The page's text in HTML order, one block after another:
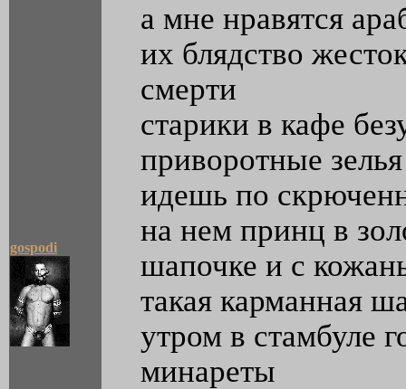
gospodi
а мне нравятся
их блядство
смерти
старики в кафе
приворотные
идешь по
на нем принц в
шапочке и с
такая карманная
утром в стамбуле
минареты